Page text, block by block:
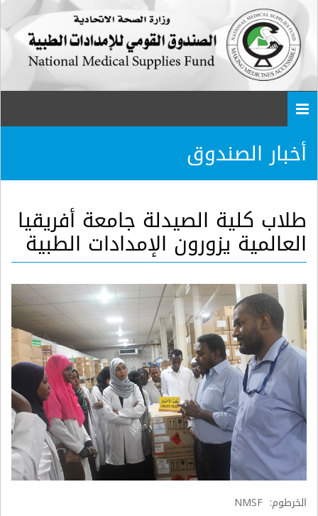
أخبار الصندوق
طلاب كلية الصيدلة جامعة أفريقيا
العالمية يزورون الإمدادات الطبية
الخرطوم: NMSF